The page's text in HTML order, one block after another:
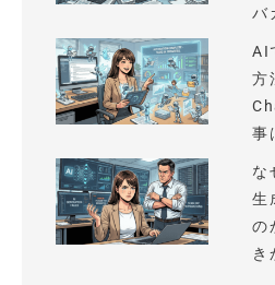
バ
AI
方
事
な
生
の
き